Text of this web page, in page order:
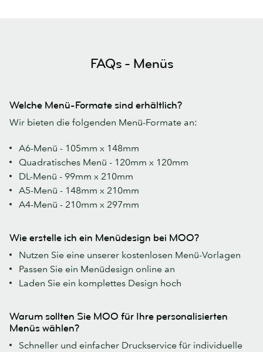
FAQs - Menüs
Welche Menü-Formate sind erhältlich?
Wir bieten die folgenden Menü-Formate an:
A6-Menü - 105mm x 148mm
Quadratisches Menü - 120mm x 120mm
DL-Menü - 99mm x 210mm
A5-Menü - 148mm x 210mm
A4-Menü - 210mm x 297mm
Wie erstelle ich ein Menüdesign bei MOO?
Nutzen Sie eine unserer kostenlosen Menü-Vorlagen
Passen Sie ein Menüdesign online an
Laden Sie ein komplettes Design hoch
Warum sollten Sie MOO für Ihre personalisierten
Menüs wählen?
Schneller und einfacher Druckservice für individuelle